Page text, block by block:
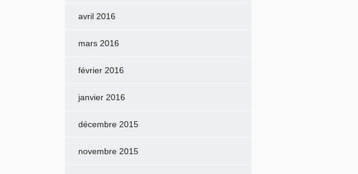
avril 2016
mars 2016
février 2016
janvier 2016
décembre 2015
novembre 2015